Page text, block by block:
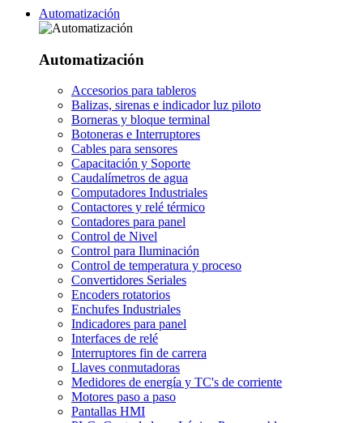
Automatización
Automatización
Accesorios para tableros
Balizas, sirenas e indicador luz piloto
Borneras y bloque terminal
Botoneras e Interruptores
Cables para sensores
Capacitación y Soporte
Caudalímetros de agua
Computadores Industriales
Contactores y relé térmico
Contadores para panel
Control de Nivel
Control para Iluminación
Control de temperatura y proceso
Convertidores Seriales
Encoders rotatorios
Enchufes Industriales
Indicadores para panel
Interfaces de relé
Interruptores fin de carrera
Llaves conmutadoras
Medidores de energía y TC's de corriente
Motores paso a paso
Pantallas HMI